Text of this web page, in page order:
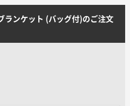
ランケット (バッグ付)のご注文